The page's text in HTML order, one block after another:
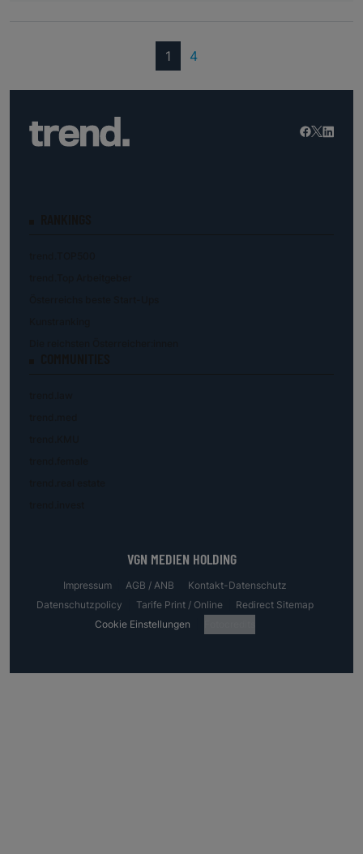
1 (current)
4
VGN MEDIEN HOLDING
Impressum AGB / ANB
Kontakt-Datenschutz
Datenschutzpolicy
Tarife Print / Online
Redirect Sitemap
Cookie Einstellungen